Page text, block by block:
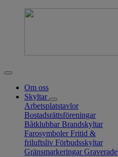
Om oss
Skyltar
Arbetsplatstavlor
Bostadsrättsföreningar
Båtklubbar Brandskyltar
Farosymboler Fritid &
friluftsliv Förbudsskyltar
Gränsmarkeringar Graverade